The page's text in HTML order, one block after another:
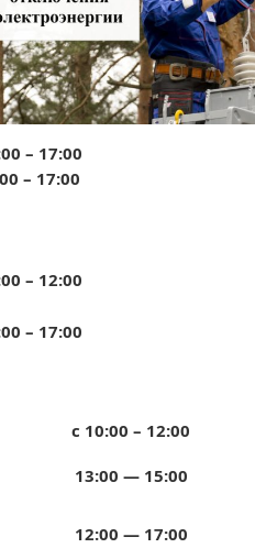
– 17:00
– 17:00
– 12:00
– 17:00
с 10:00 – 12:00
13:00 — 15:00
12:00 — 17:00